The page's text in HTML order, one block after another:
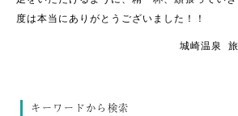
度は本当にありがとうございました！！
城崎温泉
キーワードから検索